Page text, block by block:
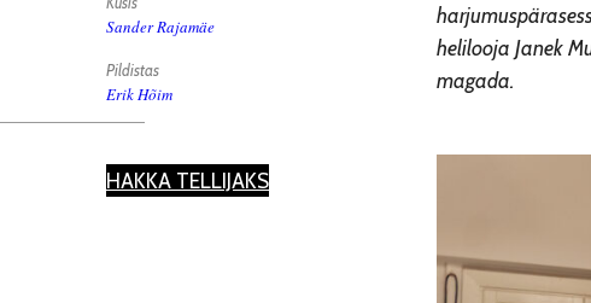
Sander Rajamäe
Pildistas
Erik Hõim
HAKKA TELLIJAKS
helilooja Janek
magada.